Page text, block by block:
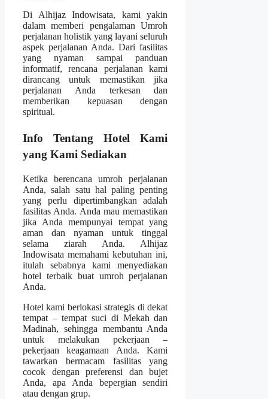
Di Alhijaz Indowisata, kami yakin
dalam memberi pengalaman Umroh
perjalanan holistik yang layani seluruh
aspek perjalanan Anda. Dari fasilitas
yang nyaman sampai panduan
informatif, rencana perjalanan kami
dirancang untuk memastikan jika
perjalanan Anda terkesan dan
memberikan kepuasan dengan
spiritual.
Info Tentang Hotel Kami
yang Kami Sediakan
Ketika berencana umroh perjalanan
Anda, salah satu hal paling penting
yang perlu dipertimbangkan adalah
fasilitas Anda. Anda mau memastikan
jika Anda mempunyai tempat yang
aman dan nyaman untuk tinggal
selama ziarah Anda. Alhijaz
Indowisata memahami kebutuhan ini,
itulah sebabnya kami menyediakan
hotel terbaik buat umroh perjalanan
Anda.
Hotel kami berlokasi strategis di dekat
tempat – tempat suci di Mekah dan
Madinah, sehingga membantu Anda
untuk melakukan pekerjaan –
pekerjaan keagamaan Anda. Kami
tawarkan bermacam fasilitas yang
cocok dengan preferensi dan bujet
Anda, apa Anda bepergian sendiri
atau dengan grup.